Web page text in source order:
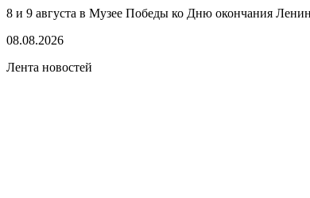
8 и 9 августа в Музее Победы ко Дню окончания
08.08.2026
Лента новостей